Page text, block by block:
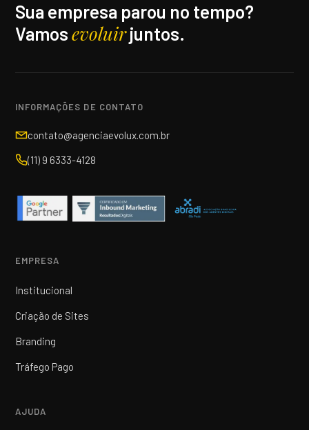
Sua empresa parou no tempo?
Vamosevoluirjuntos.
INFORMAÇÕES DE CONTATO
contato@agenciaevolux.com.br
(11) 9 6333-4128
EMPRESA
Institucional
Criação de Sites
Branding
Tráfego Pago
AJUDA